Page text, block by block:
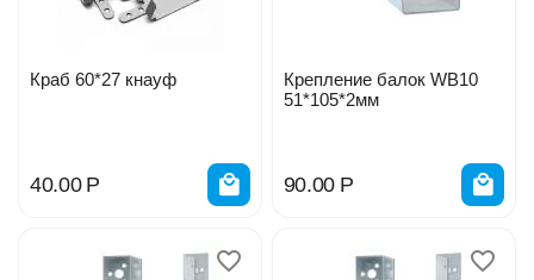
Краб 60*27 кнауф
40.00 Р
Крепление балок WB10
51*105*2мм
90.00 Р